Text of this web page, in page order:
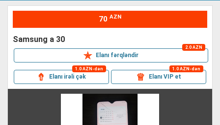
70 AZN
samsung a 30
✯ Elanı fərqləndir
2.0 AZN
⇮ Elanı irəli çək
1.0 AZN-dən
♕ Elanı VIP et
1.0 AZN-dən